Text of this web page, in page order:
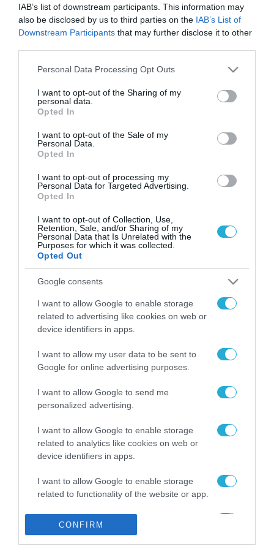
IAB’s list of downstream participants. This information may
also be disclosed by us to third parties on the IAB’s List of
Downstream Participants that may further disclose it to other
Please note that this website/app uses one or more Google
not limited to your visit or usage behaviour. You may click to
grant or deny consent to Google and its third-party tags to
use your data for below specified purposes in below Google
consent section.
Personal Data Processing Opt Outs
I want to opt-out of the Sharing of my
personal data.
Opted In
I want to opt-out of the Sale of my
Personal Data.
Opted In
I want to opt-out of processing my
Personal Data for Targeted Advertising.
Opted In
I want to opt-out of Collection, Use,
Retention, Sale, and/or Sharing of my
Personal Data that Is Unrelated with the
Purposes for which it was collected.
Opted Out
Google consents
I want to allow Google to enable storage
related to advertising like cookies on web or
device identifiers in apps.
I want to allow my user data to be sent to
Google for online advertising purposes.
I want to allow Google to send me
personalized advertising.
I want to allow Google to enable storage
related to analytics like cookies on web or
device identifiers in apps.
I want to allow Google to enable storage
related to functionality of the website or app.
related to personalization.
CONFIRM
ΡΟΗ ΕΙΔΗΣΕΩΝ
Το χρηματοδοτούμενο
από την ΕΕ έργο “The
ενισχύει την ασφάλεια
των παιδιών στο
διαδίκτυο
31.07.2026
για τα πρόστιμα σε
παραβάσεις που
αφορούν τους ΦΗΜ
Σ. Καλαφάτης: «Η
δεν είναι απλώς μια
νέα τεχνολογία, είναι
μια νέα βιομηχανική
31.07.2026
Νέος οδηγός του ΕΚΤ
για τη χρηματοδότηση
των ελληνικών
επιχειρήσεων στον
χώρο της άμυνας
31.07.2026